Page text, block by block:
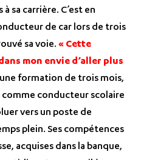
sa carrière. C’est en
de car lors de trois
sa voie. « Cette
mon envie d’aller plus
formation de trois mois,
comme conducteur scolaire
vers un poste de
plein. Ses compétences
acquises dans la banque,